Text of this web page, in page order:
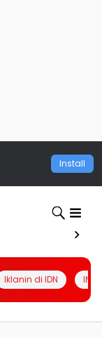
Install
Iklanin di IDN